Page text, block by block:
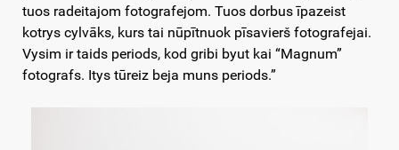
tuos radeitajom fotografejom. Tuos dorbus īpazeist
kotrys cylvāks, kurs tai nūpītnuok pīsavierš fotografejai.
Vysim ir taids periods, kod gribi byut kai “Magnum”
fotografs. Itys tūreiz beja muns periods.”